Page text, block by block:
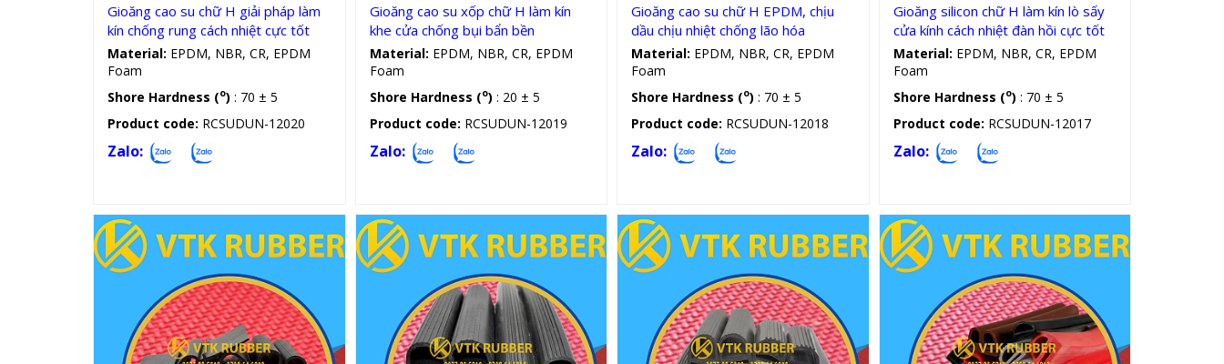
Gioăng cao su chữ H giải pháp làm
kín chống rung cách nhiệt cực tốt
Material: EPDM, NBR, CR, EPDM
Foam
Shore Hardness (o) : 70 ± 5
Product code: RCSUDUN-12020
Zalo:
Gioăng cao su xốp chữ H làm kín
khe cửa chống bụi bẩn bền
Material: EPDM, NBR, CR, EPDM
Foam
Shore Hardness (o) : 20 ± 5
Product code: RCSUDUN-12019
Zalo:
Gioăng cao su chữ H EPDM, chịu
dầu chịu nhiệt chống lão hóa
Material: EPDM, NBR, CR, EPDM
Foam
Shore Hardness (o) : 70 ± 5
Product code: RCSUDUN-12018
Zalo:
Gioăng silicon chữ H làm kín lò sấy
cửa kính cách nhiệt đàn hồi cực tốt
Material: EPDM, NBR, CR, EPDM
Foam
Shore Hardness (o) : 70 ± 5
Product code: RCSUDUN-12017
Zalo: